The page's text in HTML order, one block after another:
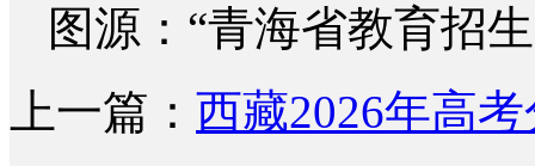
图源：“青海省教育招
上一篇： 西藏2026年高